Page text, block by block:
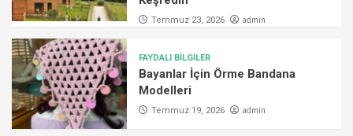
Temmuz 23, 2026 admin
FAYDALI BİLGİLER
Bayanlar İçin Örme Bandana
Modelleri
Temmuz 19, 2026 admin